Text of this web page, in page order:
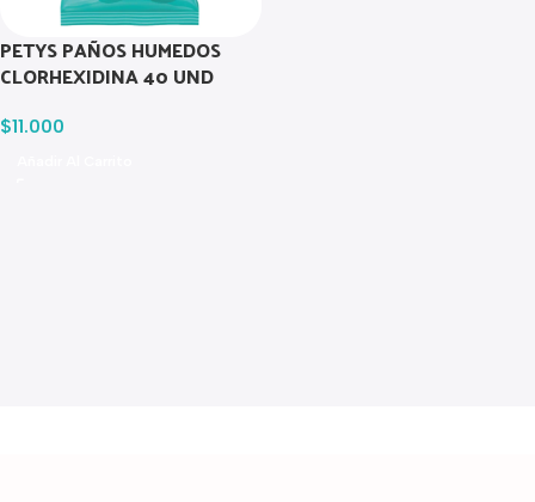
PETYS PAÑOS HUMEDOS
CLORHEXIDINA 40 UND
$11.000